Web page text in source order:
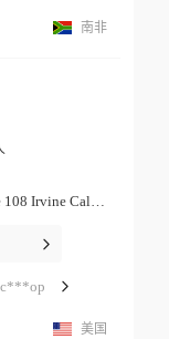
南非
1340 Reynolds Ave, Suite 108 Irvine California
美国